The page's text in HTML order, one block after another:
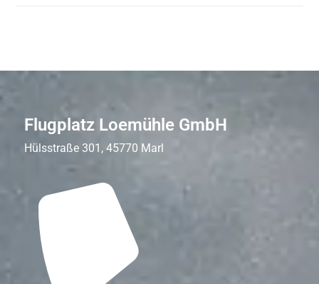
Flugplatz Loemühle GmbH
Hülsstraße 301, 45770 Marl